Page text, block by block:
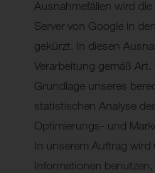
Ausnahmefällen wird
Server von Google in
gekürzt. In diesen
Verarbeitung gemäß
Grundlage unseres
statistischen Analyse
Optimierungs- und
In unserem Auftrag wird
Informationen